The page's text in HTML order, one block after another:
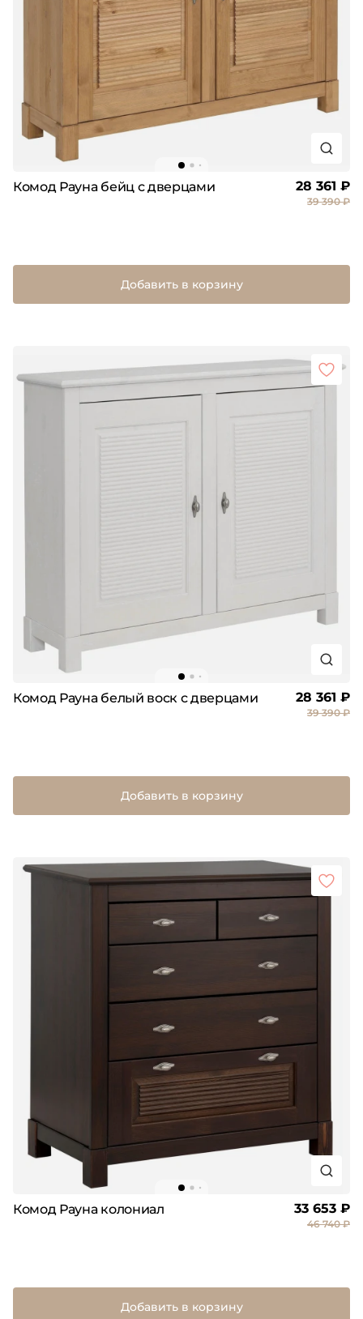
Комод Рауна бейц с дверцами 28 361 ₽
39 390 ₽
Добавить в корзину
Комод Рауна белый воск с дверцами 28 361 ₽
39 390 ₽
Добавить в корзину
Комод Рауна колониал 33 653 ₽
46 740 ₽
Добавить в корзину